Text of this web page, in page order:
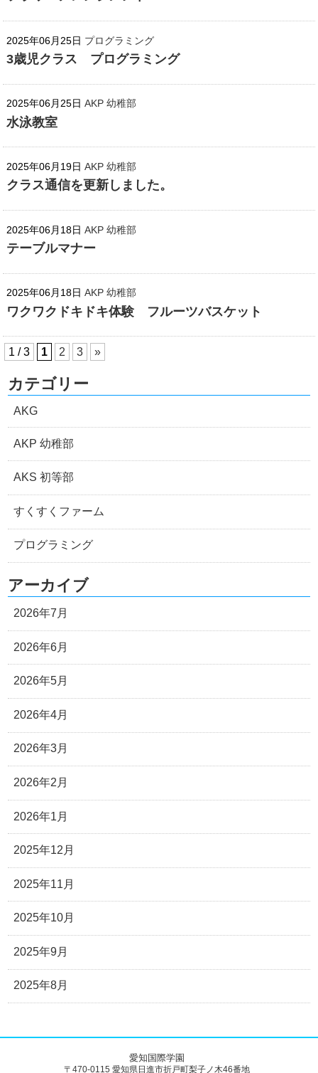
2025年06月25日 プログラミング
3歳児クラス プログラミング
2025年06月25日 AKP 幼稚部
水泳教室
2025年06月19日 AKP 幼稚部
クラス通信を更新しました。
2025年06月18日 AKP 幼稚部
テーブルマナー
2025年06月18日 AKP 幼稚部
ワクワクドキドキ体験 フルーツバスケット
1 / 3 1 2 3 »
カテゴリー
AKG
AKP 幼稚部
AKS 初等部
すくすくファーム
プログラミング
アーカイブ
2026年7月
2026年6月
2026年5月
2026年4月
2026年3月
2026年2月
2026年1月
2025年12月
2025年11月
2025年10月
2025年9月
2025年8月
愛知国際学園
〒470-0115 愛知県日進市折戸町梨子ノ木46番地